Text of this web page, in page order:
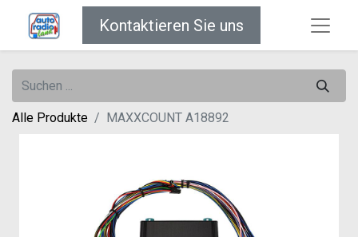
Kontaktieren Sie uns
Alle Produkte MAXXCOUNT A18892